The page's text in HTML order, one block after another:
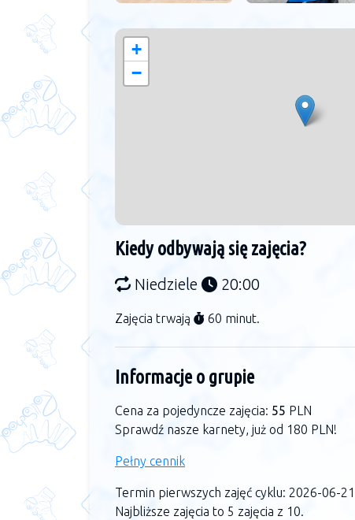
+
−
Kiedy odbywają się zajęcia?
Niedziele 20:00
Zajęcia trwają 60 minut.
Informacje o grupie
Cena za pojedyncze zajęcia: 55 PLN
Sprawdź nasze karnety, już od 180 PLN!
Pełny cennik
Termin pierwszych zajęć cyklu: 2026-06-
Najbliższe zajęcia to 5 zajęcia z 10.